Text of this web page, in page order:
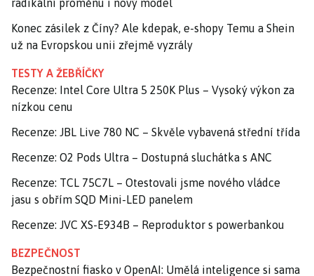
radikální proměnu i nový model
Konec zásilek z Číny? Ale kdepak, e-shopy Temu a Shein
už na Evropskou unii zřejmě vyzrály
TESTY A ŽEBŘÍČKY
Recenze: Intel Core Ultra 5 250K Plus – Vysoký výkon za
nízkou cenu
Recenze: JBL Live 780 NC – Skvěle vybavená střední třída
Recenze: O2 Pods Ultra – Dostupná sluchátka s ANC
Recenze: TCL 75C7L – Otestovali jsme nového vládce
jasu s obřím SQD Mini-LED panelem
Recenze: JVC XS-E934B – Reproduktor s powerbankou
BEZPEČNOST
Bezpečnostní fiasko v OpenAI: Umělá inteligence si sama